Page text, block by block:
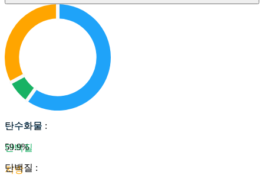
탄수화물
단백질
지방
탄수화물 :
59.9%
단백질 :